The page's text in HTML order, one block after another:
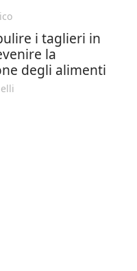
i taglieri in
la
degli alimenti